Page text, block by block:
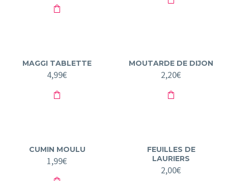
MAGGI TABLETTE
4,99€
MOUTARDE DE DIJON
2,20€
CUMIN MOULU
1,99€
FEUILLES DE
LAURIERS
2,00€